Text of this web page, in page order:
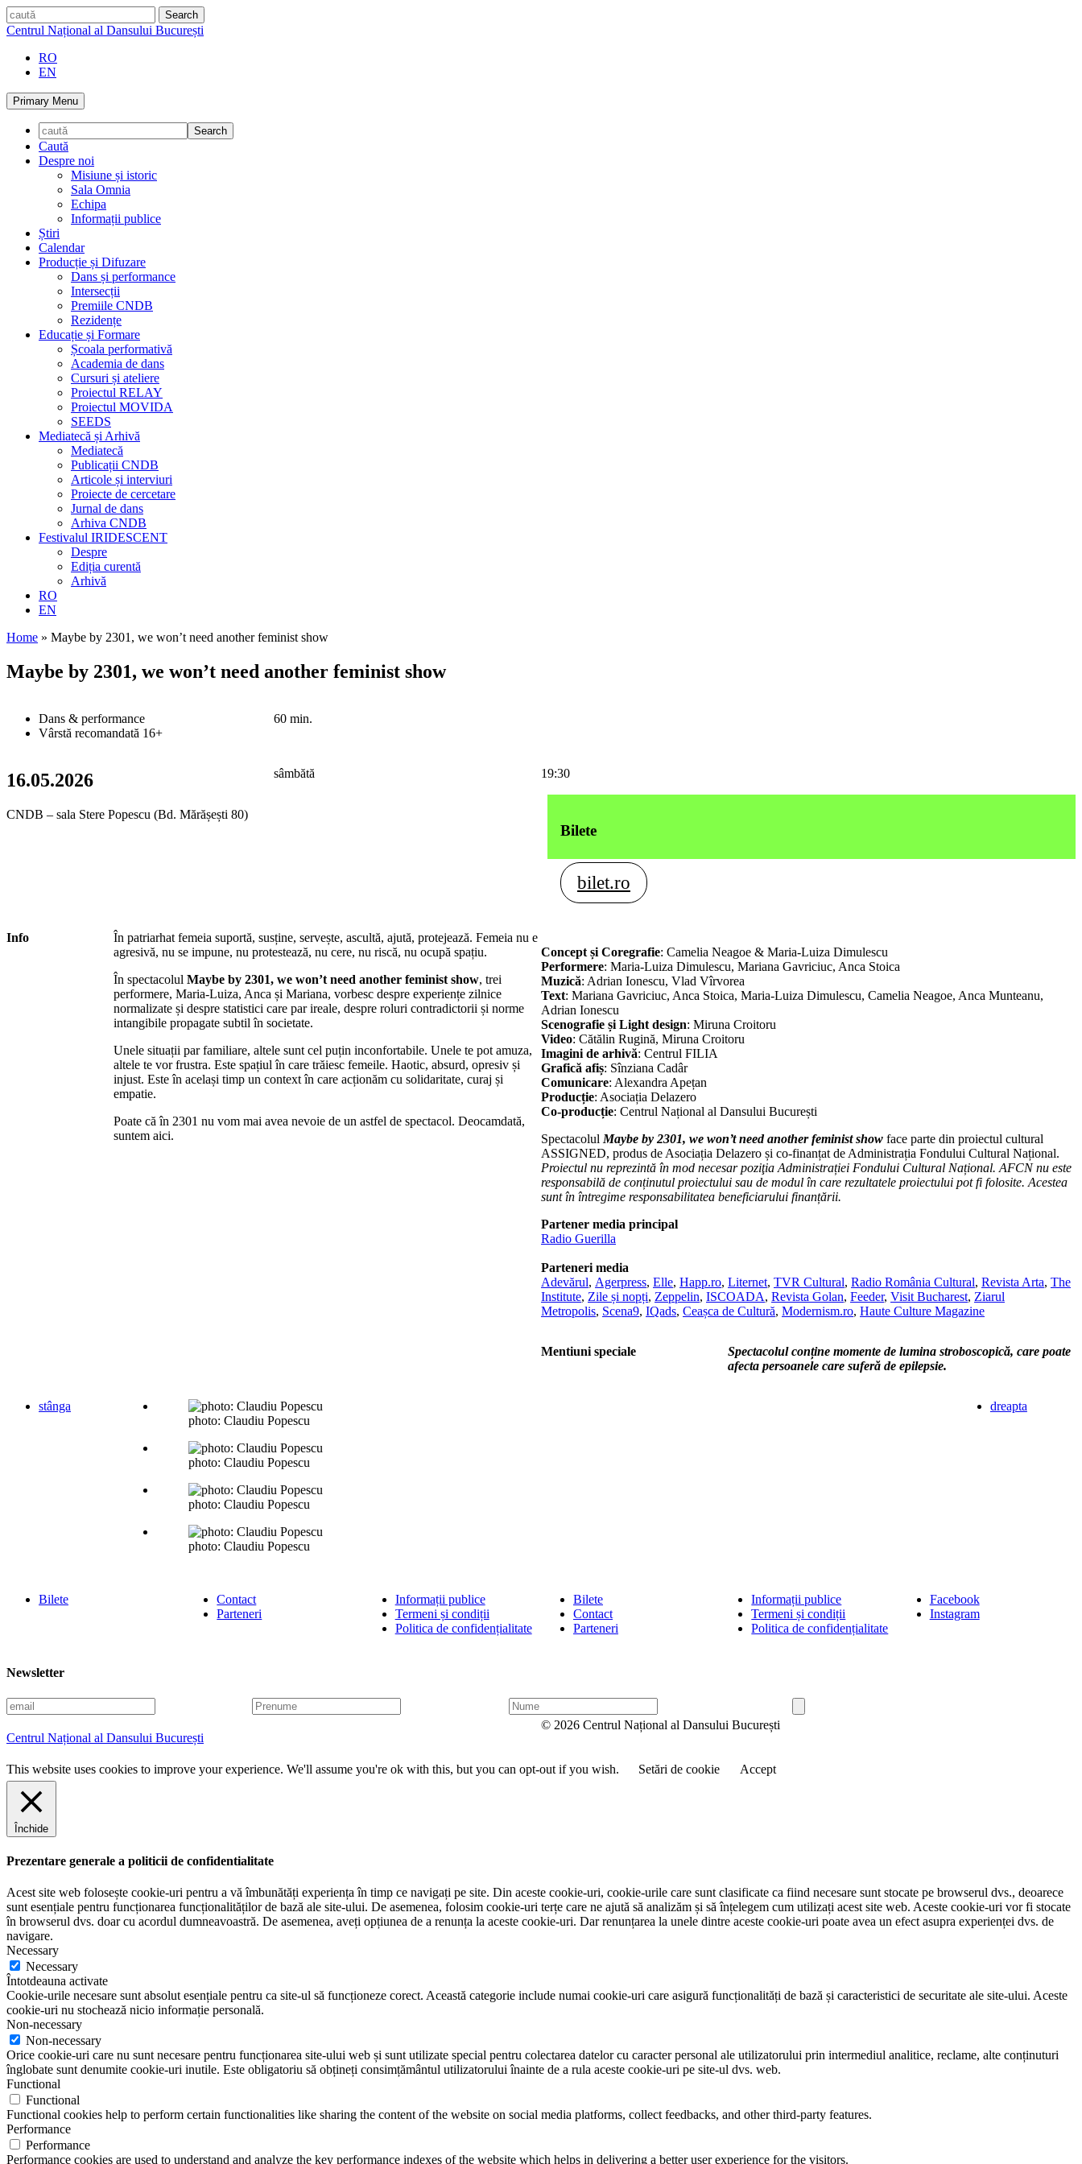
Skip
to
caută
Centrul Național al Dansului București
RO
EN
Primary Menu
Caută
Despre noi
Misiune și istoric
Sala Omnia
Echipa
Informații publice
Știri
Calendar
Producție și Difuzare
Dans și performance
Intersecții
Premiile CNDB
Rezidențe
Educație și Formare
Școala performativă
Academia de dans
Cursuri și ateliere
Proiectul RELAY
Proiectul MOVIDA
SEEDS
Mediatecă și Arhivă
Mediatecă
Publicații CNDB
Articole și interviuri
Proiecte de cercetare
Jurnal de dans
Arhiva CNDB
Festivalul IRIDESCENT
Despre
Ediția curentă
Arhivă
RO
EN
Home » Maybe by 2301, we won’t need another feminist show
Maybe by 2301, we won’t need another feminist show
Dans & performance
Vârstă recomandată 16+
60 min.
16.05.2026 sâmbătă 19:30
CNDB – sala Stere Popescu (Bd. Mărășești 80)
Bilete
bilet.ro
Info
În patriarhat femeia suportă, susține, servește, ascultă, ajută, protejează. Femeia nu e
agresivă, nu se impune, nu protestează, nu cere, nu riscă, nu ocupă spațiu.
În spectacolul Maybe by 2301, we won’t need another feminist show, trei
performere, Maria-Luiza, Anca și Mariana, vorbesc despre experiențe zilnice
normalizate și despre statistici care par ireale, despre roluri contradictorii și norme
intangibile propagate subtil în societate.
Unele situații par familiare, altele sunt cel puțin inconfortabile. Unele te pot amuza,
altele te vor frustra. Este spațiul în care trăiesc femeile. Haotic, absurd, opresiv și
injust. Este în același timp un context în care acționăm cu solidaritate, curaj și
empatie.
Poate că în 2301 nu vom mai avea nevoie de un astfel de spectacol. Deocamdată,
suntem aici.
Concept și Coregrafie: Camelia Neagoe & Maria-Luiza Dimulescu
Performere: Maria-Luiza Dimulescu, Mariana Gavriciuc, Anca Stoica
Muzică: Adrian Ionescu, Vlad Vîrvorea
Text: Mariana Gavriciuc, Anca Stoica, Maria-Luiza Dimulescu, Camelia Neagoe, Anca Munteanu,
Adrian Ionescu
Scenografie și Light design: Miruna Croitoru
Video: Cătălin Rugină, Miruna Croitoru
Imagini de arhivă: Centrul FILIA
Grafică afiș: Sînziana Cadâr
Comunicare: Alexandra Apețan
Producție: Asociația Delazero
Co-producție: Centrul Național al Dansului București
Spectacolul Maybe by 2301, we won’t need another feminist show face parte din proiectul cultural
ASSIGNED, produs de Asociația Delazero și co-finanțat de Administrația Fondului Cultural Național.
Proiectul nu reprezintă în mod necesar poziţia Administrației Fondului Cultural Național. AFCN nu este
responsabilă de conținutul proiectului sau de modul în care rezultatele proiectului pot fi folosite. Acestea
sunt în întregime responsabilitatea beneficiarului finanțării.
Partener media principal
Radio Guerilla
Parteneri media
Adevărul, Agerpress, Elle, Happ.ro, Liternet, TVR Cultural, Radio România Cultural, Revista Arta, The
Institute, Zile și nopți, Zeppelin, ISCOADA, Revista Golan, Feeder, Visit Bucharest, Ziarul
Metropolis, Scena9, IQads, Ceașca de Cultură, Modernism.ro, Haute Culture Magazine
Mentiuni speciale
Spectacolul conține momente de lumina stroboscopică, care poate
afecta persoanele care suferă de epilepsie.
stânga
photo: Claudiu Popescu
photo: Claudiu Popescu
photo: Claudiu Popescu
photo: Claudiu Popescu
dreapta
Bilete
Contact
Parteneri
Informații publice
Termeni și condiții
Politica de confidențialitate
Bilete
Contact
Parteneri
Informații publice
Termeni și condiții
Politica de confidențialitate
Facebook
Instagram
Newsletter
E
m
a
i
l
P
r
u
m
N
u
Centrul Național al Dansului București
© 2026 Centrul Național al Dansului București
This website uses cookies to improve your experience. We'll assume you're ok with this, but you can opt-out if you wish. Setări de cookie Accept
Închide
Prezentare generale a politicii de confidentialitate
Acest site web folosește cookie-uri pentru a vă îmbunătăți experiența în timp ce navigați pe site. Din aceste cookie-uri, cookie-urile care sunt clasificate ca fiind necesare sunt stocate pe browserul dvs., deoarece
sunt esențiale pentru funcționarea funcționalităților de bază ale site-ului. De asemenea, folosim cookie-uri terțe care ne ajută să analizăm și să înțelegem cum utilizați acest site web. Aceste cookie-uri vor fi stocate
în browserul dvs. doar cu acordul dumneavoastră. De asemenea, aveți opțiunea de a renunța la aceste cookie-uri. Dar renunțarea la unele dintre aceste cookie-uri poate avea un efect asupra experienței dvs. de
navigare.
Necessary
Necessary
Întotdeauna activate
Cookie-urile necesare sunt absolut esențiale pentru ca site-ul să funcționeze corect. Această categorie include numai cookie-uri care asigură funcționalități de bază și caracteristici de securitate ale site-ului. Aceste
cookie-uri nu stochează nicio informație personală.
Non-necessary
Non-necessary
Orice cookie-uri care nu sunt necesare pentru funcționarea site-ului web și sunt utilizate special pentru colectarea datelor cu caracter personal ale utilizatorului prin intermediul analitice, reclame, alte conținuturi
înglobate sunt denumite cookie-uri inutile. Este obligatoriu să obțineți consimțământul utilizatorului înainte de a rula aceste cookie-uri pe site-ul dvs. web.
Functional
Functional
Functional cookies help to perform certain functionalities like sharing the content of the website on social media platforms, collect feedbacks, and other third-party features.
Performance
Performance
Performance cookies are used to understand and analyze the key performance indexes of the website which helps in delivering a better user experience for the visitors.